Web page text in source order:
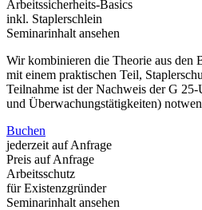
Arbeitssicherheits-Basics
inkl. Staplerschlein
Seminarinhalt ansehen
Wir kombinieren die Theorie aus den
mit einem praktischen Teil,
Teilnahme ist der Nachweis der G
und Überwachungstätigkeiten)
Buchen
jederzeit auf Anfrage
Preis auf Anfrage
Arbeitsschutz
für Existenzgründer
Seminarinhalt ansehen